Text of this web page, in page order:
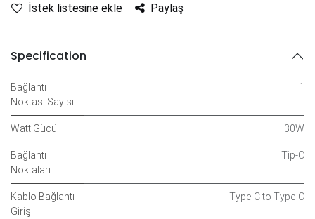
İstek listesine ekle Paylaş
Specification
Bağlantı
Noktası Sayısı
1
Watt Gücü 30W
Bağlantı
Noktaları
Tip-C
Kablo Bağlantı
Girişi
Type-C to Type-C